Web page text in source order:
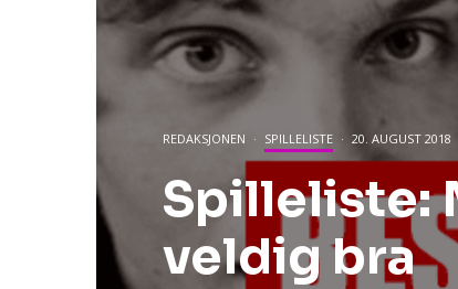
REDAKSJONEN · SPILLELISTE · 20. AUGUST 2018
Spilleliste:
veldig bra